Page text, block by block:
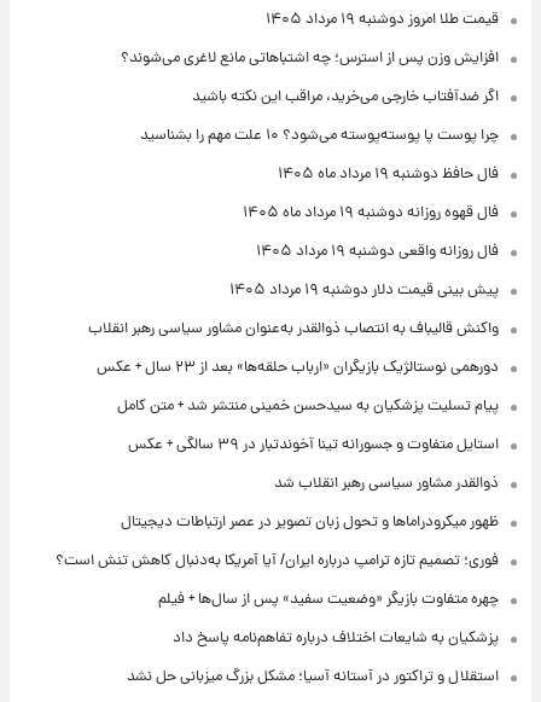
قیمت طلا امروز دوشنبه ۱۹ مرداد ۱۴۰۵
افزایش وزن پس از استرس؛ چه اشتباهاتی مانع لاغری می‌شوند؟
اگر ضدآفتاب خارجی می‌خرید، مراقب این نکته باشید
چرا پوست پا پوسته‌پوسته می‌شود؟ ۱۰ علت مهم را بشناسید
فال حافظ دوشنبه ۱۹ مرداد ماه ۱۴۰۵
فال قهوه روزانه دوشنبه ۱۹ مرداد ماه ۱۴۰۵
فال روزانه واقعی دوشنبه ۱۹ مرداد ۱۴۰۵
پیش‌ بینی قیمت دلار دوشنبه ۱۹ مرداد ۱۴۰۵
واکنش قالیباف به انتصاب ذوالقدر به‌عنوان مشاور سیاسی رهبر انقلاب
دورهمی نوستالژیک بازیگران «ارباب حلقه‌ها» بعد از ۲۳ سال + عکس
پیام تسلیت پزشکیان به سیدحسن خمینی منتشر شد + متن کامل
استایل متفاوت و جسورانه تینا آخوندتبار در ۳۹ سالگی + عکس
ذوالقدر مشاور سیاسی رهبر انقلاب شد
ظهور میکرودراماها و تحول زبان تصویر در عصر ارتباطات دیجیتال
فوری؛ تصمیم تازه ترامپ درباره ایران/ آیا آمریکا به‌دنبال کاهش تنش است؟
چهره متفاوت بازیگر «وضعیت سفید» پس از سال‌ها + فیلم
پزشکیان به شایعات اختلاف درباره تفاهم‌نامه پاسخ داد
استقلال و تراکتور در آستانه آسیا؛ مشکل بزرگ میزبانی حل نشد